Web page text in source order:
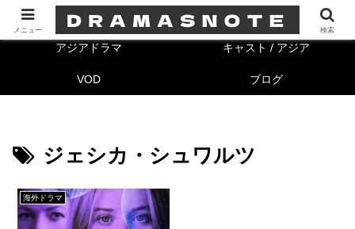
海外ドラマ キャスト/海外
アジアドラマ キャスト / アジア
VOD ブログ
ジェシカ・シュワルツ
海外ドラマ
メニュー 検索